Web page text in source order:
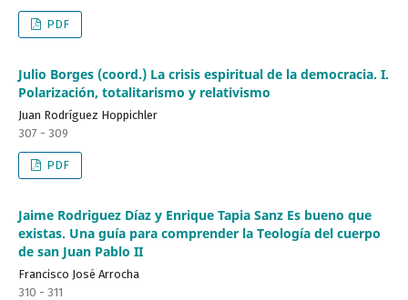
PDF
Julio Borges (coord.) La crisis espiritual de la democracia. I.
Polarización, totalitarismo y relativismo
Juan Rodríguez Hoppichler
307 - 309
PDF
Jaime Rodriguez Díaz y Enrique Tapia Sanz Es bueno que
existas. Una guía para comprender la Teología del cuerpo
de san Juan Pablo II
Francisco José Arrocha
310 - 311